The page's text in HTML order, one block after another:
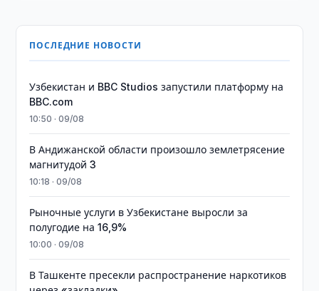
ПОСЛЕДНИЕ НОВОСТИ
Узбекистан и BBC Studios запустили платформу на
BBC.com
10:50 · 09/08
В Андижанской области произошло землетрясение
магнитудой 3
10:18 · 09/08
Рыночные услуги в Узбекистане выросли за
полугодие на 16,9%
10:00 · 09/08
В Ташкенте пресекли распространение наркотиков